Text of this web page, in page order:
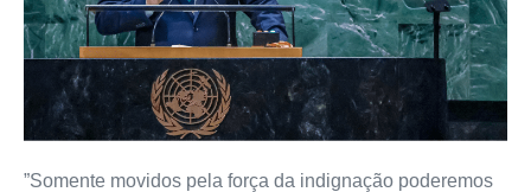
”Somente movidos pela força da indignação poderemos